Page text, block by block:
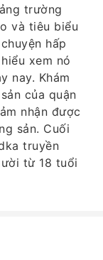
trường
và tiêu biểu
hấp
xem nó
nay. Khám
của quận
nhận được
sản. Cuối
truyền
từ 18 tuổi